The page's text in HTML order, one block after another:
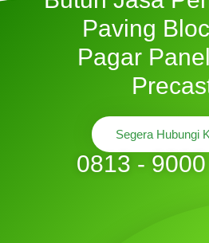
Paving
Pagar
Segera Hubungi
0813 -